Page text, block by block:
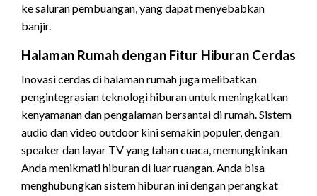
ke saluran pembuangan, yang dapat menyebabkan
banjir.
Halaman Rumah dengan Fitur Hiburan Cerdas
Inovasi cerdas di halaman rumah juga melibatkan
pengintegrasian teknologi hiburan untuk meningkatkan
kenyamanan dan pengalaman bersantai di rumah. Sistem
audio dan video outdoor kini semakin populer, dengan
speaker dan layar TV yang tahan cuaca, memungkinkan
Anda menikmati hiburan di luar ruangan. Anda bisa
menghubungkan sistem hiburan ini dengan perangkat